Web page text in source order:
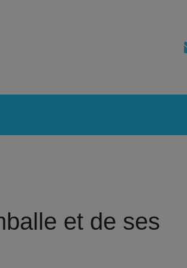
et de ses